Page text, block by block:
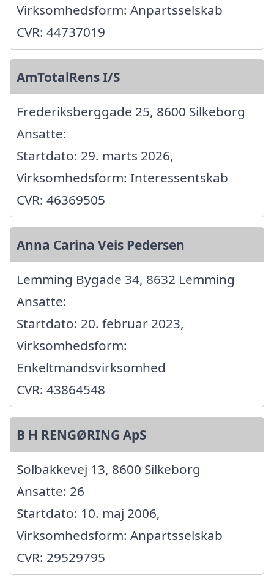
Virksomhedsform: Anpartsselskab
CVR: 44737019
AmTotalRens I/S
Frederiksberggade 25, 8600 Silkeborg
Ansatte:
Startdato: 29. marts 2026,
Virksomhedsform: Interessentskab
CVR: 46369505
Anna Carina Veis Pedersen
Lemming Bygade 34, 8632 Lemming
Ansatte:
Startdato: 20. februar 2023,
Virksomhedsform:
Enkeltmandsvirksomhed
CVR: 43864548
B H RENGØRING ApS
Solbakkevej 13, 8600 Silkeborg
Ansatte: 26
Startdato: 10. maj 2006,
Virksomhedsform: Anpartsselskab
CVR: 29529795